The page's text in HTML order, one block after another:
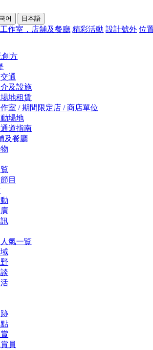
어 日本語
工作室，店舖及餐廳 精彩活動 設計號外 位
創方
通
及設施
地租賃
室 / 期間限定店 / 商店單位
場地
道指南
及餐廳
目
氣一覧
員